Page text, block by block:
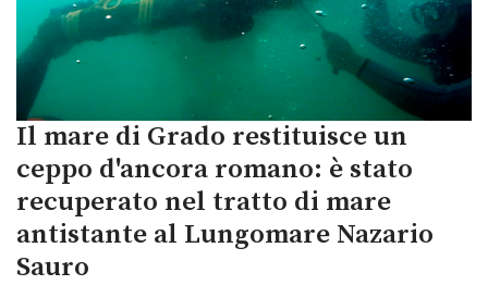
Il mare di Grado restituisce un
ceppo d'ancora romano: è stato
recuperato nel tratto di mare
antistante al Lungomare Nazario
Sauro